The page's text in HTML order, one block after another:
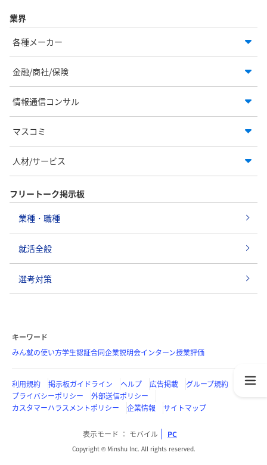
業界
各種メーカー
金融/商社/保険
情報通信コンサル
マスコミ
人材/サービス
フリートーク掲示板
業種・職種
就活全般
選考対策
キーワード
みん就の使い方学生認証合同企業説明会インターン授業評価
利用規約 掲示板ガイドライン ヘルプ 広告掲載
グループ規約
プライバシーポリシー
外部送信ポリシー
カスタマーハラスメントポリシー
企業情報 サイトマップ
表示モード モバイル PC
Copyright © Minshu Inc. All rights reserved.